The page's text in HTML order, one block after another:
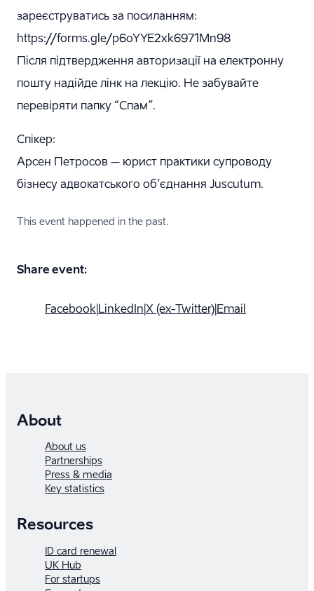
зареєструватись за посиланням:
https://forms.gle/p6oYYE2xk6971Mn98
Після підтвердження авторизації на електронну
пошту надійде лінк на лекцію. Не забувайте
перевіряти папку “Спам”.
Спікер:
Арсен Петросов – юрист практики супроводу
бізнесу адвокатського об’єднання Juscutum.
This event happened in the past.
Share event:
Facebook LinkedIn X (ex-Twitter) Email
About
About us
Partnerships
Press & media
Key statistics
Resources
ID card renewal
UK Hub
For startups